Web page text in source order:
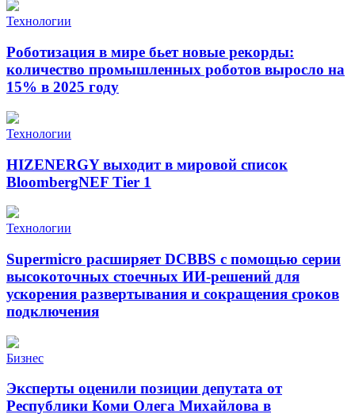
Технологии
Роботизация в мире бьет новые рекорды:
количество промышленных роботов выросло на
15% в 2025 году
Технологии
HIZENERGY выходит в мировой список
BloombergNEF Tier 1
Технологии
Supermicro расширяет DCBBS с помощью серии
высокоточных стоечных ИИ-решений для
ускорения развертывания и сокращения сроков
подключения
Бизнес
Эксперты оценили позиции депутата от
Республики Коми Олега Михайлова в